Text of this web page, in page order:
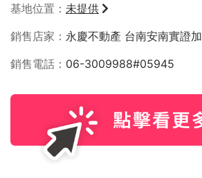
基地位置
未提供
銷售店家
永慶不動產 台南安南實證
銷售電話
06-3009988#05945